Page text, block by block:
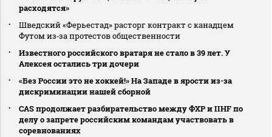
расходятся»
Шведский «Ферьестад» расторг контракт с канадцем
Футом из‑за протестов общественности
Известного российского вратаря не стало в 39 лет. У
Алексея остались три дочери
«Без России это не хоккей!» На Западе в ярости из-за
дискриминации нашей сборной
CAS продолжает разбирательство между ФХР и IIHF по
делу о запрете российским командам участвовать в
соревнованиях